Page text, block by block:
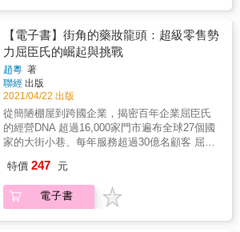
藉由他的現身說法，讓人了解在成功傳奇的背
家，更是個天生會說故事的人。 無論是渴望改
變、或想要研究商業模式的讀者，都可以藉由
本書點燃心中的創業魂，也能深入了解成功者
不只要懂得把握機會，更需要努力不懈，有所
堅持。 雷‧克洛克的名言： 想了解對手的營運
狀況，只要瞧他們的垃圾桶就好。 我無法阻止
對手模仿我的風格、偷走我的計畫，但是他們
偷不走我腦子裡的想法。因此，我總是能領先
的開始。 如果人生是個漢堡，工作就是中間的
想提供優質的服務給加盟主，就會記住他們地
下室的格局、周圍巷弄的通行狀況等等，或許
可因此建議他們更好的貯貨方式。 若要有所成
相信有。 把麥當勞以連鎖店方式推向全世界的
雷‧克洛克，創業時已經52歲。 他原本只是一位
銷售「奶昔攪拌機」的業務員，經常往來於全
美各城市。 直到他52歲時，在洛杉磯東部看到
麥當勞兄弟所經營的速食漢堡店，驚為天人，
進而把這家店以連鎖加盟店的形式擴展到全世
界。 作者在書中詳述自己的人生、創業的起
點，以及身為一位創業者所面臨的點點滴滴，
包括創業初期的種種困難、合約的陷阱、培養
供應商和加盟業者、組織擴大的挑戰、競爭者
（麥香魚、大麥克、蘋果派）等。 本書是麥當
勞創業者雷‧克洛克（Ray Kroc）的親筆自傳，
藉由他的現身說法，讓人了解在成功傳奇的背
【電子書】街角的藥妝龍頭：超級零售勢
力屈臣氏的崛起與挑戰
趙粵 著
聯經 出版
2021/04/22 出版
從簡陋棚屋到跨國企業，揭密百年企業屈臣氏
的經營DNA 超過16,000家門市遍布全球27個國
家的大街小巷、每年服務超過30億名顧客 屈臣
妝店？ & ★第一本屈臣氏專書，從頭開始，揭
開零售藥妝界巨人的祕密 ★藥妝市場競爭越來
越激烈，在康是美、日藥本舖、松本清的夾擊
特價 247 元
電子書